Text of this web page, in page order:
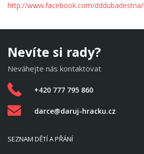
http://www.facebook.com/dddubadestna/
Nevíte si rady?
Neváhejte nás kontaktovat
+420 777 795 860
darce@daruj-hracku.cz
SEZNAM DĚTÍ A PŘÁNÍ